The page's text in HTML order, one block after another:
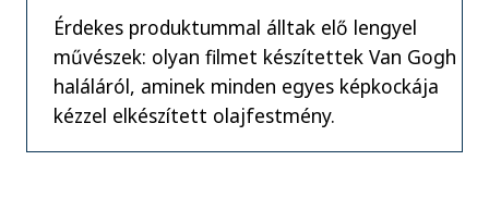
Érdekes produktummal álltak elő lengyel
művészek: olyan filmet készítettek Van Gogh
haláláról, aminek minden egyes képkockája
kézzel elkészített olajfestmény.